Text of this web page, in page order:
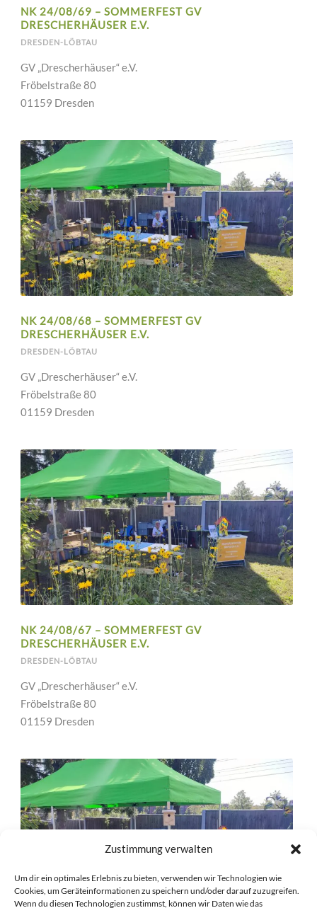
Zustimmung verwalten
Um dir ein optimales Erlebnis zu bieten, verwenden wir Technologien wie
Cookies, um Geräteinformationen zu speichern und/oder darauf zuzugreifen.
Wenn du diesen Technologien zustimmst, können wir Daten wie das
NK 24/08/69 – SOMMERFEST GV
DRESCHERHÄUSER E.V.
DRESDEN-LÖBTAU
GV „Drescherhäuser“ e.V.
Fröbelstraße 80
01159 Dresden
NK 24/08/68 – SOMMERFEST GV
DRESCHERHÄUSER E.V.
DRESDEN-LÖBTAU
GV „Drescherhäuser“ e.V.
Fröbelstraße 80
01159 Dresden
NK 24/08/67 – SOMMERFEST GV
DRESCHERHÄUSER E.V.
DRESDEN-LÖBTAU
GV „Drescherhäuser“ e.V.
Fröbelstraße 80
01159 Dresden